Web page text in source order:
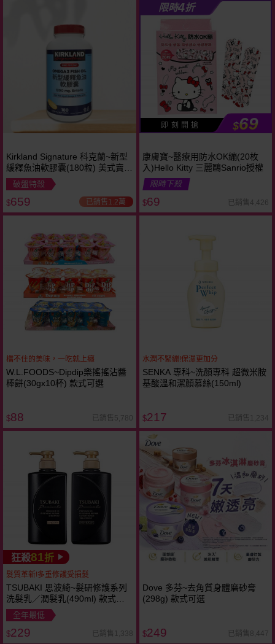
Kirkland Signature 科克蘭~新型
緩釋魚油軟膠囊(180粒) 美式賣場
熱銷
破盤特殺
$659 已銷售1.2萬
限時4折
即 刻 開 搶 $69
康膚寶~醫療用防水OK繃(20枚
入)Hello Kitty 三麗鷗Sanrio授權
限時下殺
$69 已銷售4,426
檔不住的美味，一吃就上癮
W.L.FOODS~Dipdip樂搖搖沾醬
棒餅(30gx10杯) 款式可選
$88 已銷售5,780
水潤不緊繃!保濕更加分
SENKA 專科~洗顏專科 超微米胺
基酸溫和潔顏慕絲(150ml)
$217 已銷售1,234
狂殺81折
髮質革新!多重修護受損髮
TSUBAKI 思波綺~髮研修護系列
洗髮乳／潤髮乳(490ml) 款式可
選
全年最低
$229 已銷售1,338
Dove 多芬~去角質身體磨砂膏
(298g) 款式可選
$249 已銷售8,447